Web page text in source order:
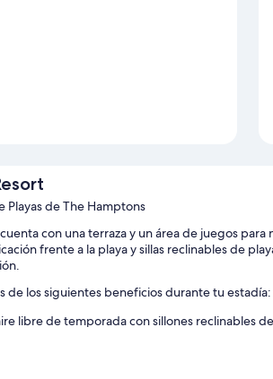
Playas de The Hamptons
con una terraza y un área de juegos
frente a la playa y sillas reclinables de
de los siguientes beneficios durante tu estadía:
libre de temporada con sillones reclinables